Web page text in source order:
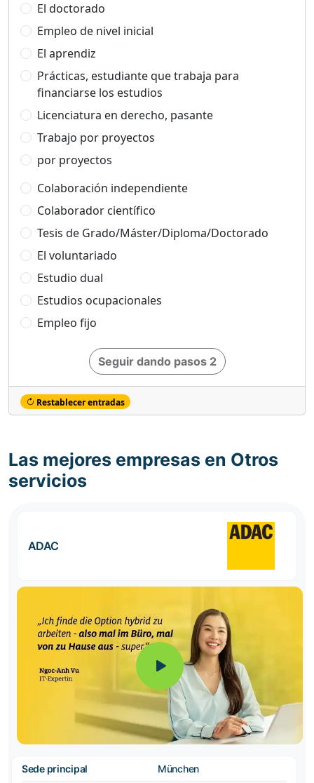
El doctorado
Empleo de nivel inicial
El aprendiz
Prácticas, estudiante que trabaja para
financiarse los estudios
Licenciatura en derecho, pasante
Trabajo por proyectos
por proyectos
Colaboración independiente
Colaborador científico
Tesis de Grado/Máster/Diploma/Doctorado
El voluntariado
Estudio dual
Estudios ocupacionales
Empleo fijo
Seguir dando pasos 2
Restablecer entradas
Las mejores empresas en Otros
servicios
ADAC
Sede principal München